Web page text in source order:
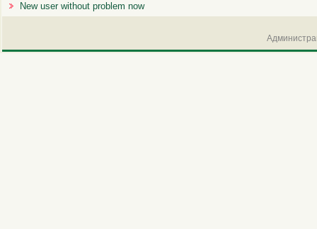
New user without problem now